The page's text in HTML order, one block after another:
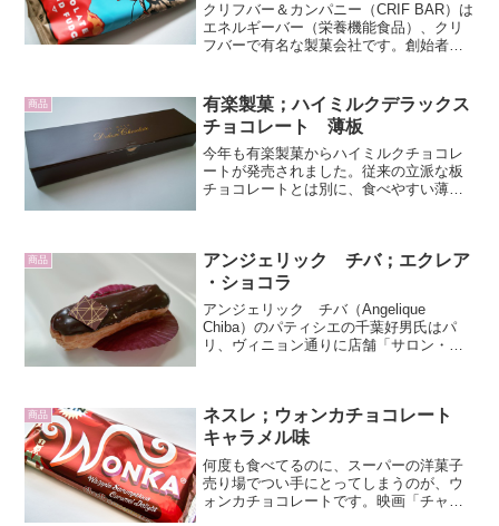
クリフバー＆カンパニー（CRIF BAR）は
エネルギーバー（栄養機能食品）、クリ
フバーで有名な製菓会社です。創始者ゲ
なんだ名前のエネルギーバ...
商品
有楽製菓；ハイミルクデラックス
チョコレート 薄板
今年も有楽製菓からハイミルクチョコレ
ートが発売されました。従来の立派な板
チョコレートとは別に、食べやすい薄板
せん。入手は、工場の窓口...
商品
アンジェリック チバ；エクレア
・ショコラ
アンジェリック チバ（Angelique
Chiba）のパティシエの千葉好男氏はパ
リ、ヴィニョン通りに店舗「サロン・
躍されている方だ...
商品
ネスレ；ウォンカチョコレート
キャラメル味
何度も食べてるのに、スーパーの洋菓子
売り場でつい手にとってしまうのが、ウ
ォンカチョコレートです。映画「チャー